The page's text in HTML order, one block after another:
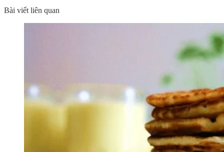
Bài viết liên quan